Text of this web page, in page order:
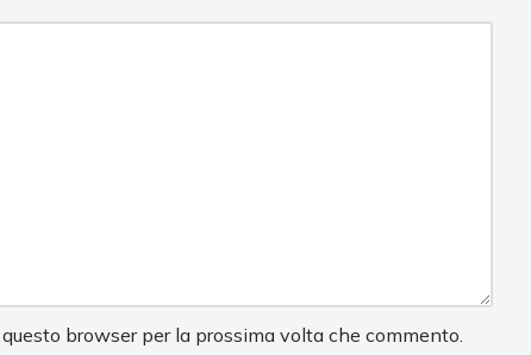
browser per la prossima volta che commento.